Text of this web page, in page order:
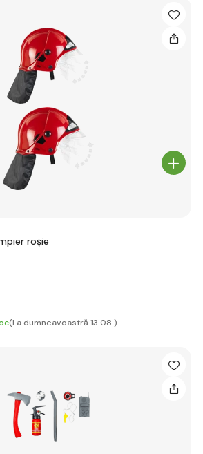
roșie
(La dumneavoastră 13.08.)